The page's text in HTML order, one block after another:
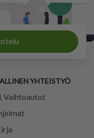
YHTEISTYÖ
Vaihtoautot